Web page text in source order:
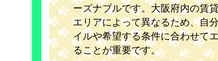
ーズナブルです。大阪府内の賃
エリアによって異なるため、自
イルや希望する条件に合わせて
ることが重要です。